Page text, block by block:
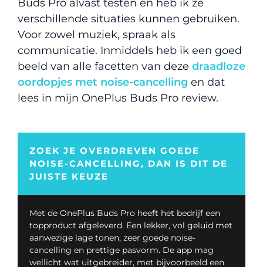
Buds Pro alvast testen en heb ik ze
verschillende situaties kunnen gebruiken.
Voor zowel muziek, spraak als
communicatie. Inmiddels heb ik een goed
beeld van alle facetten van deze draadloze
oordopjes met noise-cancelling en dat
lees in mijn OnePlus Buds Pro review.
ZOEK JE OVERDREVEN GOEDE
NOISE-CANCELLING, DAN IS DIT DE
JUISTE KEUZE
Met de OnePlus Buds Pro heeft het bedrijf een
topproduct afgeleverd. Een lekker, vol geluid met
aanwezige lage tonen, zeer goede noise-
cancelling en prettige pasvorm. De app mag
wellicht wat uitgebreider, met bijvoorbeeld een